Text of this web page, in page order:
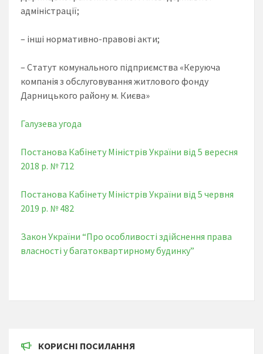
адміністрації;
– інші нормативно-правові акти;
– Статут комунального підприємства «Керуюча
компанія з обслуговування житлового фонду
Дарницького району м. Києва»
Галузева угода
Постанова Кабінету Міністрів України від 5 вересня
2018 р. № 712
Постанова Кабінету Міністрів України від 5 червня
2019 р. № 482
Закон України “Про особливості здійснення права
власності у багатоквартирному будинку”
КОРИСНІ ПОСИЛАННЯ